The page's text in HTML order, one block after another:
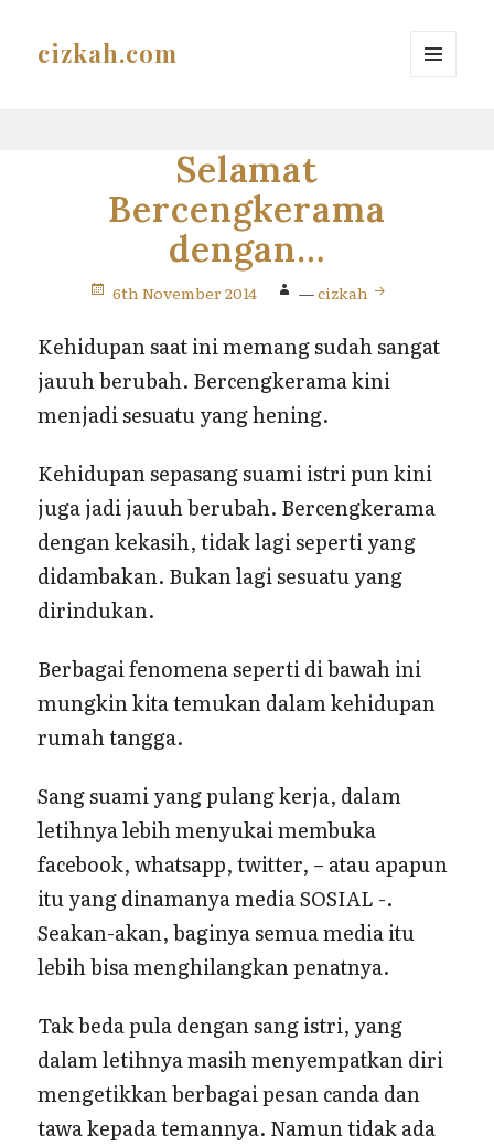
cizkah.com
Selamat
Bercengkerama
dengan…
6th November 2014 —cizkah
Kehidupan saat ini memang sudah sangat
jauuh berubah. Bercengkerama kini
menjadi sesuatu yang hening.
Kehidupan sepasang suami istri pun kini
juga jadi jauuh berubah. Bercengkerama
dengan kekasih, tidak lagi seperti yang
didambakan. Bukan lagi sesuatu yang
dirindukan.
Berbagai fenomena seperti di bawah ini
mungkin kita temukan dalam kehidupan
rumah tangga.
Sang suami yang pulang kerja, dalam
letihnya lebih menyukai membuka
facebook, whatsapp, twitter, – atau apapun
itu yang dinamanya media SOSIAL -.
Seakan-akan, baginya semua media itu
lebih bisa menghilangkan penatnya.
Tak beda pula dengan sang istri, yang
dalam letihnya masih menyempatkan diri
mengetikkan berbagai pesan canda dan
tawa kepada temannya. Namun tidak ada